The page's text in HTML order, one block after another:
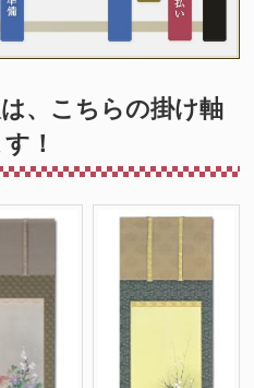
、こちらの掛け軸
！